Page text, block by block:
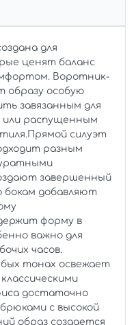
для
ценят баланс
Воротник-
образу особую
завязанным для
распущенным
силуэт
разным
завершенный
бокам добавляют
форму в
важно для
часов.
тонах освежает
достаточно
с высокой
образ создается